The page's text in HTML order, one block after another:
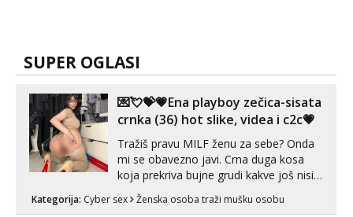
SUPER OGLASI
💌💘💝💗Ena playboy zečica-sisata
crnka (36) hot slike, videa i c2c💗
Tražiš pravu MILF ženu za sebe? Onda
mi se obavezno javi. Crna duga kosa
koja prekriva bujne grudi kakve još nisi
vidio, čista ŠESTICA! A usne? O usnama
bolje da ni ne pričam. Prave pune usne
Kategorija: Cyber sex Ženska osoba traži mušku osobu